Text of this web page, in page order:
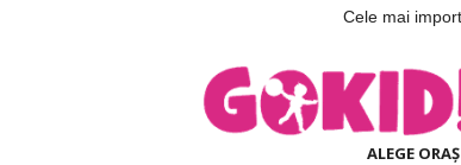
Cele mai
ALEGE ORAȘ